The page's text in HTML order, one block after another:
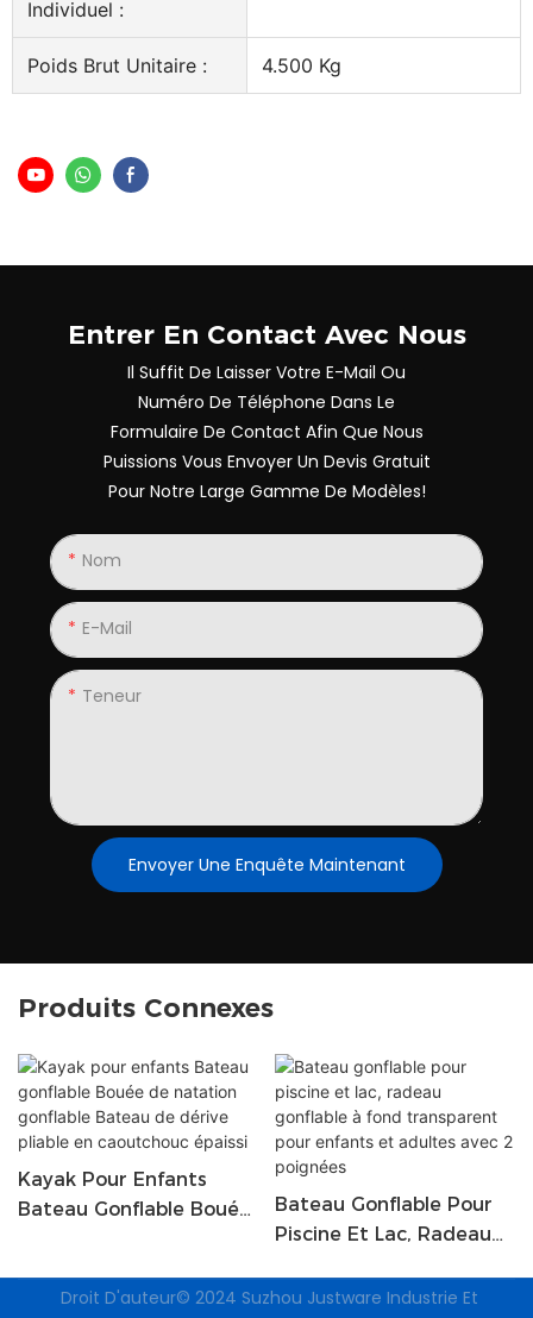
Individuel :
Poids Brut Unitaire : 4.500 Kg
Entrer En Contact Avec Nous
Il Suffit De Laisser Votre E-Mail Ou
Numéro De Téléphone Dans Le
Formulaire De Contact Afin Que Nous
Puissions Vous Envoyer Un Devis Gratuit
Pour Notre Large Gamme De Modèles!
Nom
E-Mail
Teneur
Envoyer Une Enquête Maintenant
Produits Connexes
Kayak Pour Enfants
Bateau Gonflable Bouée
En Caoutchouc Épaissi
Bateau Gonflable Pour
Piscine Et Lac, Radeau
Transparent Pour
Droit D'auteur© 2024 Suzhou Justware Industrie Et